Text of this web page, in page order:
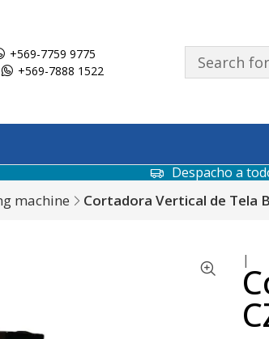
+569-7759 9775
+569-7888 1522
Despacho a
machine Cortadora Vertical de Tela
|